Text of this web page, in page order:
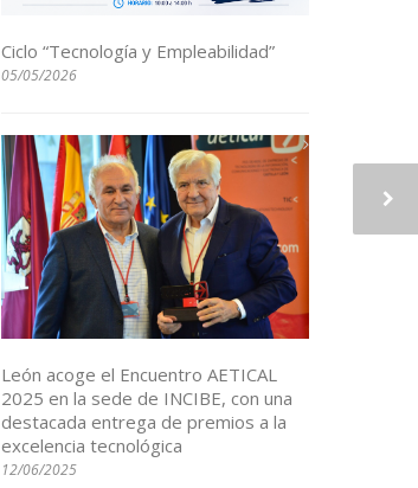
Ciclo “Tecnología y Empleabilidad”
05/05/2026
León acoge el Encuentro AETICAL
2025 en la sede de INCIBE, con una
destacada entrega de premios a la
excelencia tecnológica
12/06/2025